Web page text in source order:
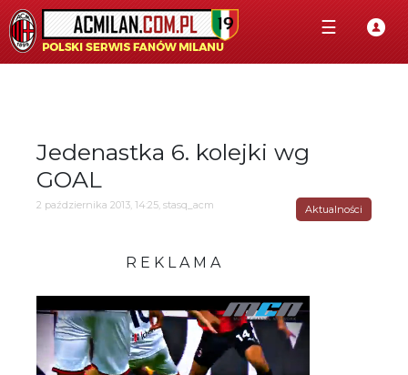
☰
Jedenastka 6. kolejki wg
GOAL
2 października 2013, 14:25, stasq_acm Aktualności
R E K L A M A